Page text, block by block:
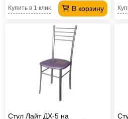
В корзину
Купить в 1 клик
Стул Лайт ДХ-5 на